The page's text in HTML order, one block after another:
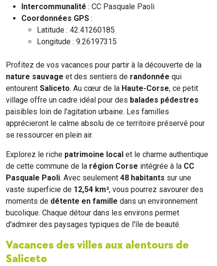
Intercommunalité : CC Pasquale Paoli
Coordonnées GPS :
Latitude : 42.41260185
Longitude : 9.26197315
Profitez de vos vacances pour partir à la découverte de la
nature sauvage et des sentiers de randonnée qui
entourent Saliceto. Au cœur de la Haute-Corse, ce petit
village offre un cadre idéal pour des balades pédestres
paisibles loin de l'agitation urbaine. Les familles
apprécieront le calme absolu de ce territoire préservé pour
se ressourcer en plein air.
Explorez le riche patrimoine local et le charme authentique
de cette commune de la région Corse intégrée à la CC
Pasquale Paoli. Avec seulement 48 habitants sur une
vaste superficie de 12,54 km², vous pourrez savourer des
moments de détente en famille dans un environnement
bucolique. Chaque détour dans les environs permet
d'admirer des paysages typiques de l'île de beauté.
Vacances des villes aux alentours de
Saliceto